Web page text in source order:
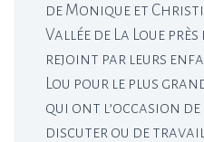
de Monique et
Vallée de La Loue
rejoint par leurs
Lou pour le plus
qui ont l’occasion
discuter ou de